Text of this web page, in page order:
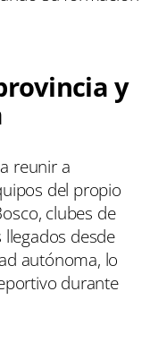
y
reunir a
del propio
clubes de
desde
autónoma, lo
durante